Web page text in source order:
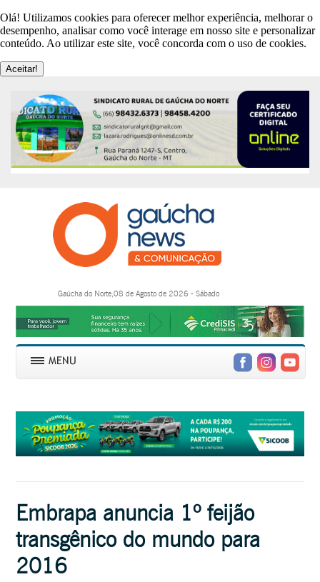
Olá! Utilizamos cookies para oferecer melhor experiência, melhorar o
desempenho, analisar como você interage em nosso site e personalizar
conteúdo. Ao utilizar este site, você concorda com o uso de cookies.
Aceitar!
Gaúcha do Norte,08 de Agosto de 2026 - Sábado
Embrapa anuncia 1º feijão
transgênico do mundo para
2016